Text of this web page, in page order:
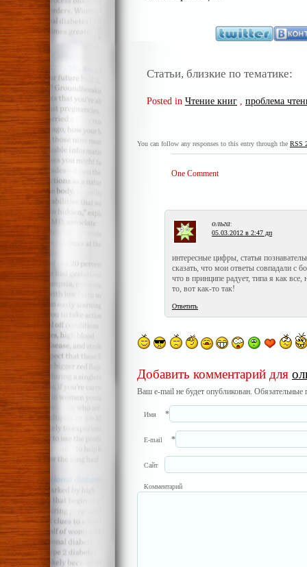
Статьи, близкие по тематике:
Posted in Чтение книг проблема
You can follow any responses to this entry through the RSS
One Comment
ольга:
05.03.2012 в 2:47 дп
интересные цифры, статья
сказать, что мои ответы совпадали с
что в принципе радует, типа я как все,
то, вот как-то так!
Ответить
Добавить комментарий для
Ваш e-mail не будет опубликован.
Имя *
E-mail *
Сайт
Комментарий